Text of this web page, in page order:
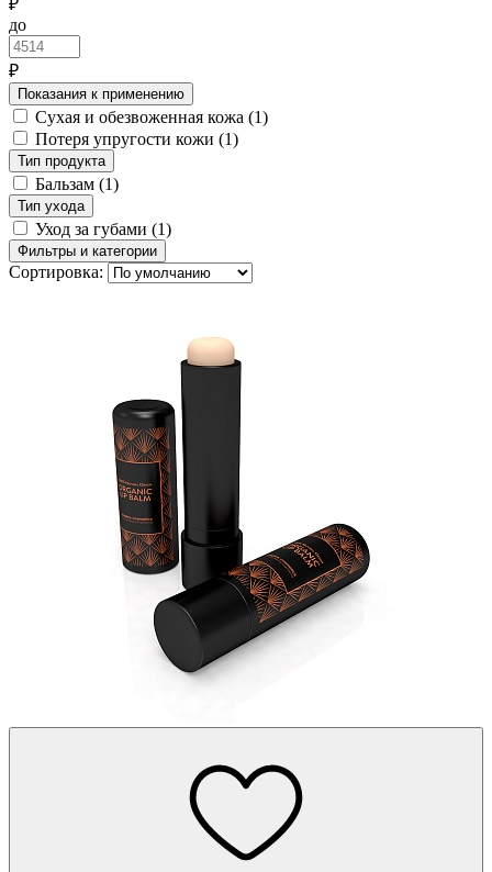
до
₽
Показания к применению
Сухая и обезвоженная кожа (1)
Потеря упругости кожи (1)
Тип продукта
Бальзам (1)
Тип ухода
Уход за губами (1)
Фильтры и категории
Сортировка: